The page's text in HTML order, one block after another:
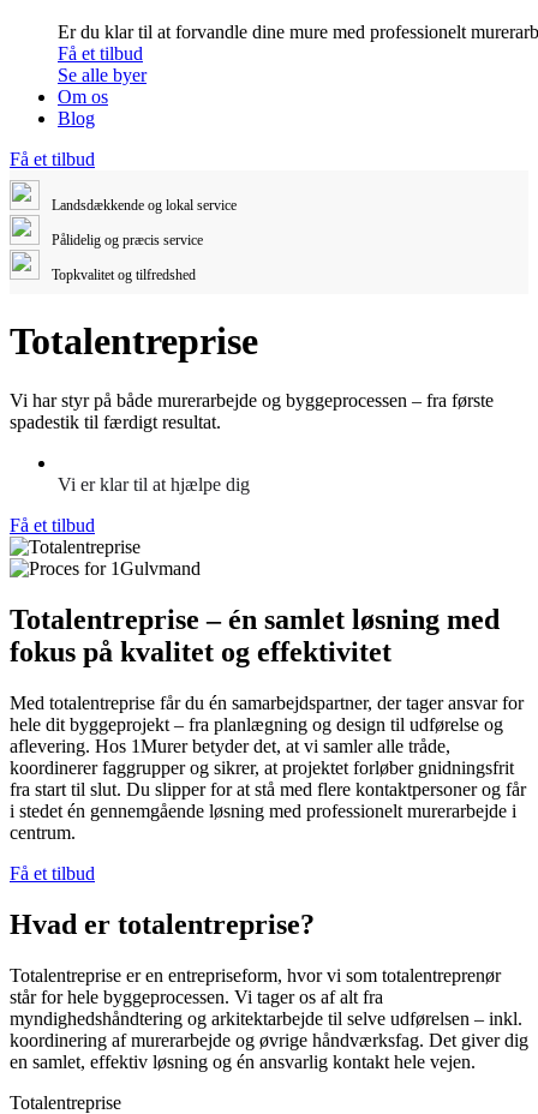
Er du klar til at forvandle dine mure med professionelt
Få et tilbud
Se alle byer
Om os
Blog
Få et tilbud
Landsdækkende og lokal service
Pålidelig og præcis service
Topkvalitet og tilfredshed
Totalentreprise
Vi har styr på både murerarbejde og byggeprocessen – fra første
spadestik til færdigt resultat.
Vi er klar til at hjælpe dig
Få et tilbud
Totalentreprise – én samlet løsning med
fokus på kvalitet og effektivitet
Med totalentreprise får du én samarbejdspartner, der tager ansvar for
hele dit byggeprojekt – fra planlægning og design til udførelse og
aflevering. Hos 1Murer betyder det, at vi samler alle tråde,
koordinerer faggrupper og sikrer, at projektet forløber gnidningsfrit
fra start til slut. Du slipper for at stå med flere kontaktpersoner og får
i stedet én gennemgående løsning med professionelt murerarbejde i
centrum.
Få et tilbud
Hvad er totalentreprise?
Totalentreprise er en entrepriseform, hvor vi som totalentreprenør
står for hele byggeprocessen. Vi tager os af alt fra
myndighedshåndtering og arkitektarbejde til selve udførelsen – inkl.
koordinering af murerarbejde og øvrige håndværksfag. Det giver dig
en samlet, effektiv løsning og én ansvarlig kontakt hele vejen.
Totalentreprise